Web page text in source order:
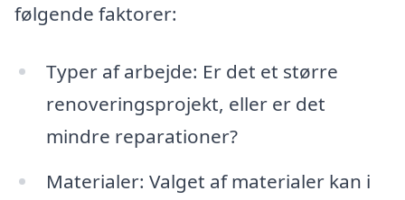
følgende faktorer:
Typer af arbejde: Er det et større
renoveringsprojekt, eller er det
mindre reparationer?
Materialer: Valget af materialer kan i